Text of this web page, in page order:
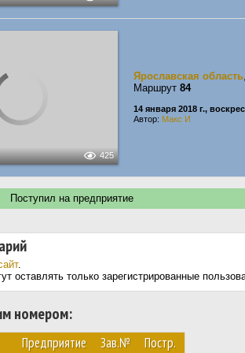
425
Ярославская область,
Маршрут 84
14 января 2018 г.,
Автор: Макс И
Поступил на предприятие
.
оставлять только зарегистрированные
номером:
Предприятие Зав.№ Постр.